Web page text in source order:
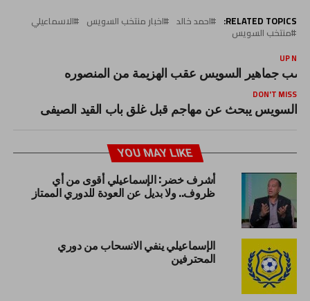
RELATED TOPICS: احمد خالد اخبار منتخب السويس الاسماعيلي
منتخب السويس
UP
جماهير السويس عقب الهزيمة من المنصوره
DON'T MISS
السويس يبحث عن مهاجم قبل غلق باب القيد الصيفى
YOU MAY LIKE
أشرف خضر: الإسماعيلي أقوى من أي
ظروف.. ولا بديل عن العودة للدوري الممتاز
الإسماعيلي ينفي الانسحاب من دوري
المحترفين